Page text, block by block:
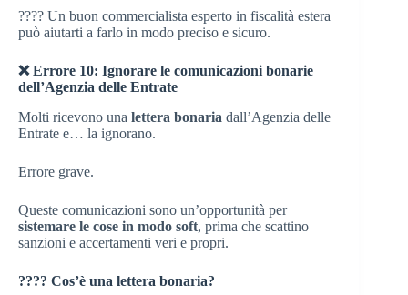
???? Un buon commercialista esperto in fiscalità estera
può aiutarti a farlo in modo preciso e sicuro.
❌ Errore 10: Ignorare le comunicazioni bonarie
dell’Agenzia delle Entrate
Molti ricevono una lettera bonaria dall’Agenzia delle
Entrate e… la ignorano.
Errore grave.
Queste comunicazioni sono un’opportunità per
sistemare le cose in modo soft, prima che scattino
sanzioni e accertamenti veri e propri.
???? Cos’è una lettera bonaria?